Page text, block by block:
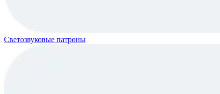
Светозвуковые патроны